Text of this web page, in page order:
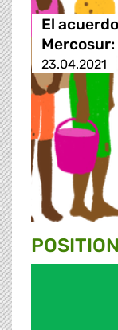
El
23.04.2021